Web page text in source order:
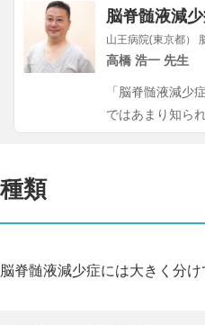
脳脊髄液減
山王病院(東京都）
高橋 浩一 先生
「脳脊髄液減少
ではあまり知ら
種類
脳脊髄液減少症には大きく分